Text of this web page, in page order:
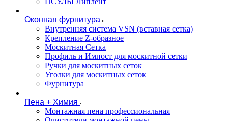
Оконная фурнитура
Внутренняя система VSN (вставная сетка)
Крепление Z-образное
Москитная Сетка
Профиль и Импост для москитной сетки
Ручки для москитных сеток
Уголки для москитных сеток
Фурнитура
Пена + Химия
Монтажная пена профессиональная